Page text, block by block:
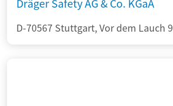
D-70567 Stuttgart, Vor dem Lauch 9